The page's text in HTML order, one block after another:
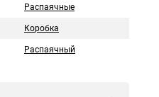
Распаячные
Коробка
Распаячный